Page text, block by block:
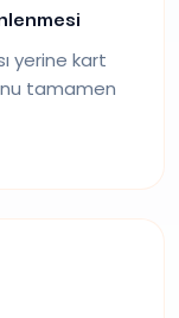
yerine kart
tamamen